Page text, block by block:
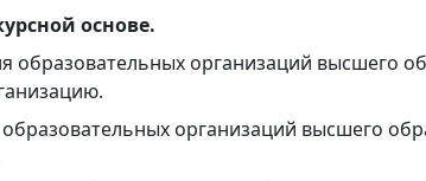
основе.
организаций высшего
организаций высшего